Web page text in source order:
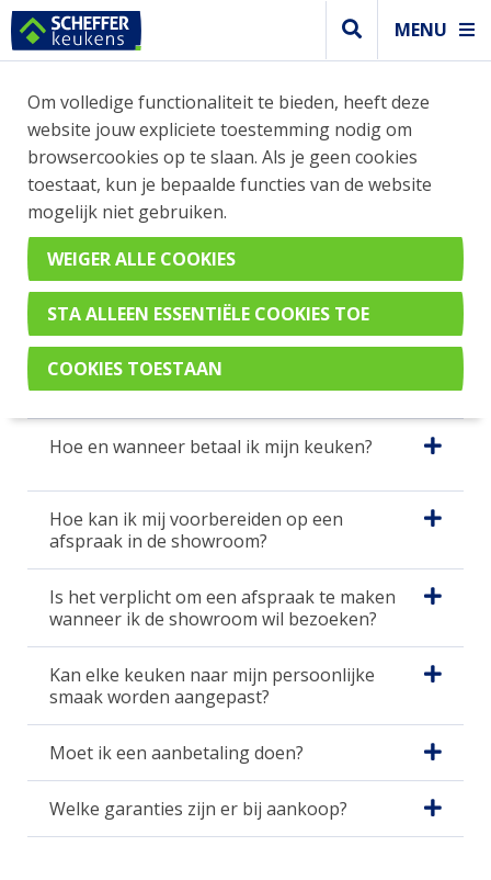
MENU
VEELGESTELDE VRAGEN
EN ANTWOORDEN
Hoe en wanneer betaal ik mijn keuken?
Hoe kan ik mij voorbereiden op een
afspraak in de showroom?
Is het verplicht om een afspraak te maken
wanneer ik de showroom wil bezoeken?
Kan elke keuken naar mijn persoonlijke
smaak worden aangepast?
Moet ik een aanbetaling doen?
Welke garanties zijn er bij aankoop?
Om volledige functionaliteit te bieden, heeft deze
website jouw expliciete toestemming nodig om
browsercookies op te slaan. Als je geen cookies
toestaat, kun je bepaalde functies van de website
mogelijk niet gebruiken.